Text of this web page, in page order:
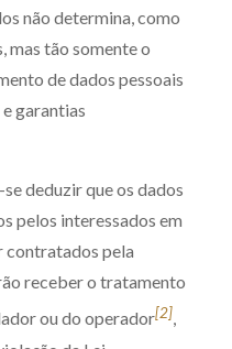
não determina, como
mas tão somente o
de dados pessoais
garantias
deduzir que os dados
pelos interessados em
contratados pela
receber o tratamento
ou do operador[2],